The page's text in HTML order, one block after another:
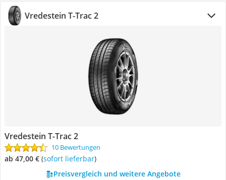
Vredestein T-Trac 2
Vredestein T-Trac 2
10 Bewertungen
ab 47,00 € ( Sofort lieferbar)
Preisvergleich und weitere Angebote